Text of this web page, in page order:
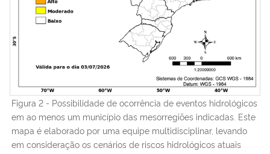
Figura 2 - Possibilidade de ocorrência de eventos hidrológicos
em ao menos um município das mesorregiões indicadas. Este
mapa é elaborado por uma equipe multidisciplinar, levando
em consideração os cenários de riscos hidrológicos atuais